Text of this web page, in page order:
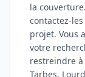
la
contactez-
projet. Vous
votre
restreindre
Tarbes,